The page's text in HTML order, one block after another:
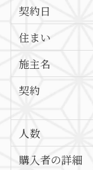
契約日
住まい
施主名
契約
人数
購入者の詳細